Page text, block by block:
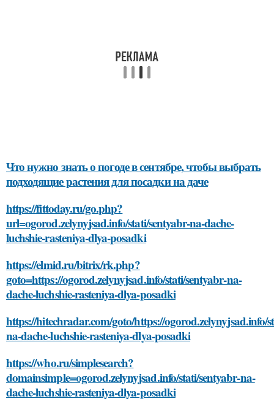
Что нужно знать о погоде в сентябре, чтобы выбрать
подходящие растения для посадки на даче
https://fittoday.ru/go.php?
url=ogorod.zelynyjsad.info/stati/sentyabr-na-dache-
luchshie-rasteniya-dlya-posadki
https://elmid.ru/bitrix/rk.php?
goto=https://ogorod.zelynyjsad.info/stati/sentyabr-na-
dache-luchshie-rasteniya-dlya-posadki
https://hitechradar.com/goto/https://ogorod.zelynyjsad.info/
na-dache-luchshie-rasteniya-dlya-posadki
https://who.ru/simplesearch?
domainsimple=ogorod.zelynyjsad.info/stati/sentyabr-na-
dache-luchshie-rasteniya-dlya-posadki